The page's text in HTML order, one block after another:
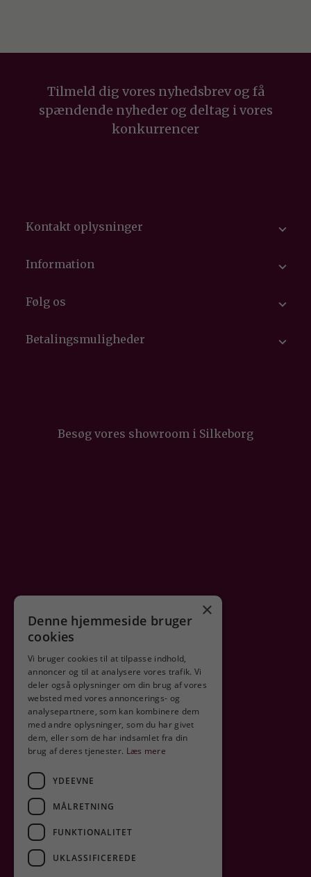
Tilmeld dig vores nyhedsbrev og få
spændende nyheder og deltag i vores
konkurrencer
Kontakt oplysninger 
Information 
Følg os 
Betalingsmuligheder 
Besøg vores showroom i Silkeborg
Sikker shopping
×
Denne hjemmeside bruger
cookies
Vi bruger cookies til at tilpasse indhold,
annoncer og til at analysere vores trafik. Vi
deler også oplysninger om din brug af vores
websted med vores annoncerings- og
analysepartnere, som kan kombinere dem
med andre oplysninger, som du har givet
dem, eller som de har indsamlet fra din
brug af deres tjenester. Læs mere
YDEEVNE
MÅLRETNING
FUNKTIONALITET
UKLASSIFICEREDE